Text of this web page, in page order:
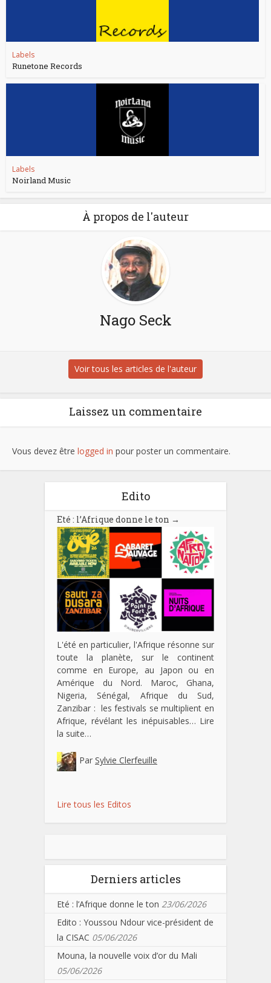
Labels
Runetone Records
Labels
Noirland Music
À propos de l'auteur
Nago Seck
Voir tous les articles de l'auteur
Laissez un commentaire
Vous devez être logged in pour poster un commentaire.
Edito
Eté : l’Afrique donne le ton →
L'été en particulier, l'Afrique résonne sur
toute la planète, sur le continent
comme en Europe, au Japon ou en
Amérique du Nord. Maroc, Ghana,
Nigeria, Sénégal, Afrique du Sud,
Zanzibar : les festivals se multiplient en
Afrique, révélant les inépuisables… Lire
la suite…
Par Sylvie Clerfeuille
Lire tous les Editos
Derniers articles
Eté : l’Afrique donne le ton 23/06/2026
Edito : Youssou Ndour vice-président de
la CISAC 05/06/2026
Mouna, la nouvelle voix d’or du Mali
05/06/2026